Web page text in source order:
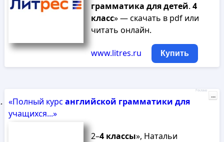
грамматика длядетей. 4
класс» — скачать в pdf или
читать онлайн.
www.litres.ru Купить
«Полный курс английской грамматики для
учащихся...»
2–4 классы», Натальи
Реклама
...